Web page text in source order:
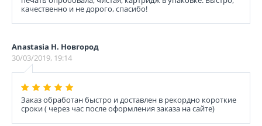
качественно и не дорого, спасибо!
Anastasia Н. Новгород
30/03/2019, 19:14
Заказ обработан быстро и доставлен в рекордно короткие
сроки ( через час после оформления заказа на сайте)